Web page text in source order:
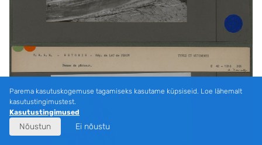
Parema kasutuskogemuse tagamiseks kasutame küpsiseid. Loe lähemalt
kasutustingimustest.
Kasutustingimused
Nõustun Ei nõustu